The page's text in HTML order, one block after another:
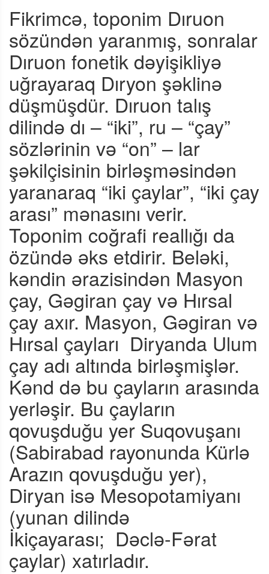
Fikrimcə, toponim Dıruon
sözündən yaranmış, sonralar
Dıruon fonetik dəyişikliyə
uğrayaraq Dıryon şəklinə
düşmüşdür. Dıruon talış
dilində dı – “iki”, ru – “çay”
sözlərinin və “on” – lar
şəkilçisinin birləşməsindən
yaranaraq “iki çaylar”, “iki çay
arası” mənasını verir.
Toponim coğrafi reallığı da
özündə əks etdirir. Beləki,
kəndin ərazisindən Masyon
çay, Gəgiran çay və Hırsal
çay axır. Masyon, Gəgiran və
Hırsal çayları Diryanda Ulum
çay adı altında birləşmişlər.
Kənd də bu çayların arasında
yerləşir. Bu çayların
qovuşduğu yer Suqovuşanı
(Sabirabad rayonunda Kürlə
Arazın qovuşduğu yer),
Diryan isə Mesopotamiyanı
(yunan dilində
İkiçayarası; Dəclə-Fərat
çaylar) xatırladır.